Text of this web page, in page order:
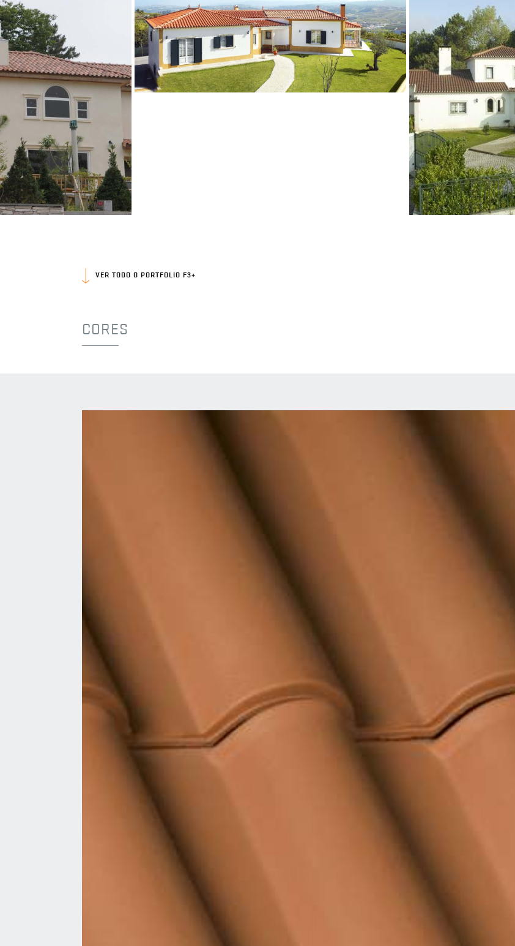
Moradia na Coreia do Sul |
Mediterrânico Rústico
Mediterrânico Rústico
Coreia do Sul
Moradia Pedro Luís | Vermelho Natural
Vermelho Natural
Portugal
Moradia Flávio Cardoso
Natural Rústico
VER TODO O PORTFOLIO F3+
CORES